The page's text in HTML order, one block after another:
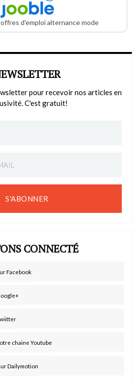
d'emploi alternance mode
pour recevoir nos articles en
C'est gratuit!
S'ABONNER
CONNECTÉ
Facebook
chaine Youtube
Dailymotion